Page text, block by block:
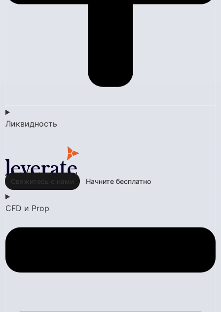
Ликвидность
Свяжитесь с нами Начните бесплатно
CFD и Prop